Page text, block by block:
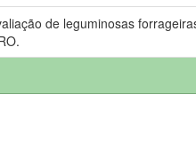
de leguminosas